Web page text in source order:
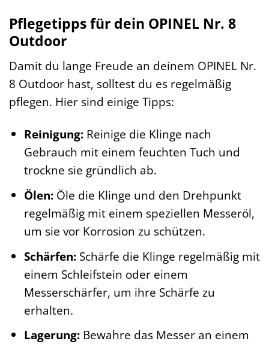
Pflegetipps für dein OPINEL Nr. 8
Outdoor
Damit du lange Freude an deinem OPINEL Nr.
8 Outdoor hast, solltest du es regelmäßig
pflegen. Hier sind einige Tipps:
Reinigung:Reinige die Klinge nach
Gebrauch mit einem feuchten Tuch und
trockne sie gründlich ab.
Ölen:Öle die Klinge und den Drehpunkt
regelmäßig mit einem speziellen Messeröl,
um sie vor Korrosion zu schützen.
Schärfen:Schärfe die Klinge regelmäßig mit
einem Schleifstein oder einem
Messerschärfer, um ihre Schärfe zu
erhalten.
Lagerung:Bewahre das Messer an einem